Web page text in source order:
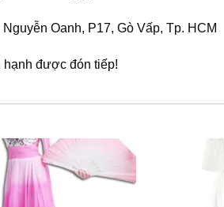
Oanh, P17, Gò Vấp, Tp. HCM
hạnh được đón tiếp!